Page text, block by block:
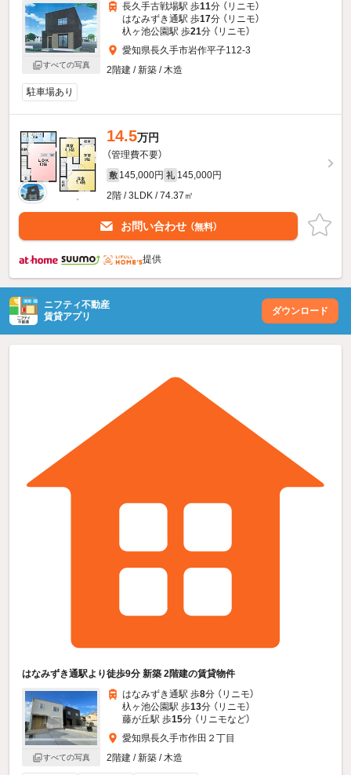
すべての写真
長久手古戦場駅 歩11分 （リニモ）
はなみずき通駅 歩17分 （リニモ）
杁ヶ池公園駅 歩21分 （リニモ）
愛知県長久手市岩作平子112-3
2階建 / 新築 / 木造
駐車場あり
14.5万円
（管理費不要）
敷 145,000円 礼 145,000円
2階 / 3LDK / 74.37㎡
お問い合わせ （無料）
提供
ニフティ不動産
賃貸アプリ
ダウンロード
はなみずき通駅より徒歩9分 新築 2階建の賃貸物件
すべての写真
はなみずき通駅 歩8分 （リニモ）
杁ヶ池公園駅 歩13分 （リニモ）
藤が丘駅 歩15分 （リニモなど）
愛知県長久手市作田２丁目
2階建 / 新築 / 木造